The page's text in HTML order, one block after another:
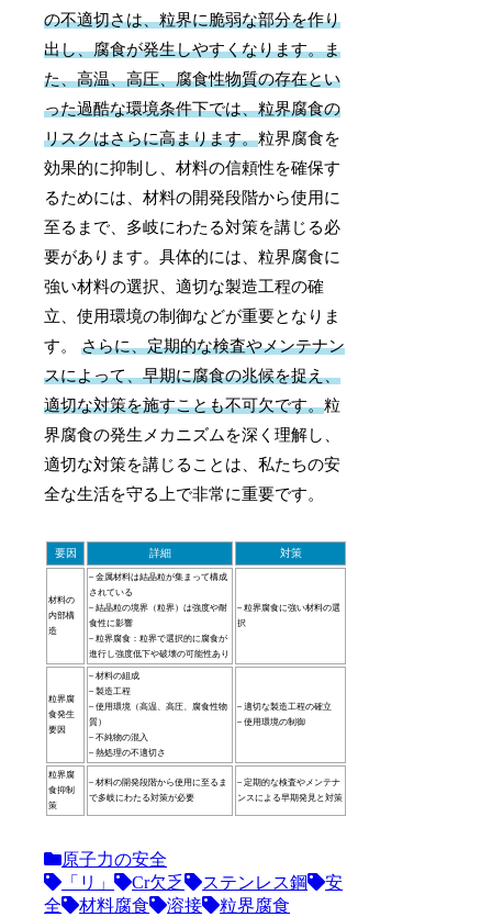
の不適切さは、粒界に脆弱な部分を作り
出し、腐食が発生しやすくなります。ま
た、高温、高圧、腐食性物質の存在とい
った過酷な環境条件下では、粒界腐食の
リスクはさらに高まります。粒界腐食を
効果的に抑制し、材料の信頼性を確保す
るためには、材料の開発段階から使用に
至るまで、多岐にわたる対策を講じる必
要があります。具体的には、粒界腐食に
強い材料の選択、適切な製造工程の確
立、使用環境の制御などが重要となりま
す。さらに、定期的な検査やメンテナン
スによって、早期に腐食の兆候を捉え、
適切な対策を施すことも不可欠です。粒
界腐食の発生メカニズムを深く理解し、
適切な対策を講じることは、私たちの安
全な生活を守る上で非常に重要です。
要因 詳細 対策
材料の
内部構
造
– 金属材料は結晶粒が集まって構成
されている
– 結晶粒の境界（粒界）は強度や耐
食性に影響
– 粒界腐食：粒界で選択的に腐食が
進行し強度低下や破壊の可能性あり
– 粒界腐食に強い材料の選
択
粒界腐
食発生
要因
– 材料の組成
– 製造工程
– 使用環境（高温、高圧、腐食性物
質）
– 不純物の混入
– 熱処理の不適切さ
– 適切な製造工程の確立
– 使用環境の制御
粒界腐
食抑制
策
– 材料の開発段階から使用に至るま
で多岐にわたる対策が必要
– 定期的な検査やメンテナ
ンスによる早期発見と対策
原子力の安全
「リ」
Cr欠乏 ステンレス鋼
安
全
材料腐食 溶接 粒界腐食